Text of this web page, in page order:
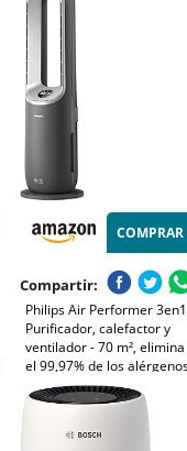
COMPRAR
Compartir:
Philips Air Performer
Purificador, calefactor y
ventilador - 70 m², elimina
el 99,97% de los
Filtro HEPA, Sensores
inteligentes, Alexa, App.
Silencioso y bajo consumo
(AMF870/15)